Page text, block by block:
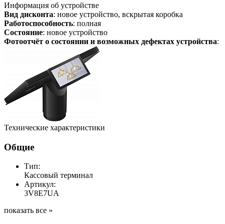
Информация об устройстве
Вид дисконта: новое устройство, вскрытая коробка
Работоспособность: полная
Состояние: новое устройство
Фотоотчёт о состоянии и возможных дефектах устройства:
Технические характеристики
Общие
Тип:
Кассовый терминал
Артикул:
3V8E7UA
показать все »